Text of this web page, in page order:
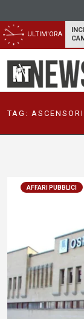
ULTIM'ORA
TAG: ASCENSORI
AFFARI PUBBLICI